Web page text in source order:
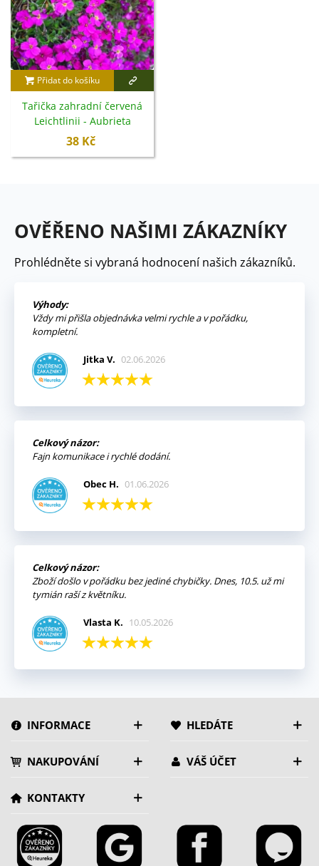
Přidat do košíku
Tařička zahradní červená
Leichtlinii - Aubrieta
hybrida - semena - 200 ks
38 Kč
OVĚŘENO NAŠIMI ZÁKAZNÍKY
Prohlédněte si vybraná hodnocení našich zákazníků.
Výhody:
Vždy mi přišla objednávka velmi rychle a v pořádku,
kompletní.
Jitka V. 02.06.2026
Celkový názor:
Fajn komunikace i rychlé dodání.
Obec H. 01.06.2026
Celkový názor:
Zboží došlo v pořádku bez jediné chybičky. Dnes, 10.5. už mi
tymián raší z květníku.
Vlasta K. 10.05.2026
INFORMACE HLEDÁTE
NAKUPOVÁNÍ VÁŠ ÚČET
KONTAKTY